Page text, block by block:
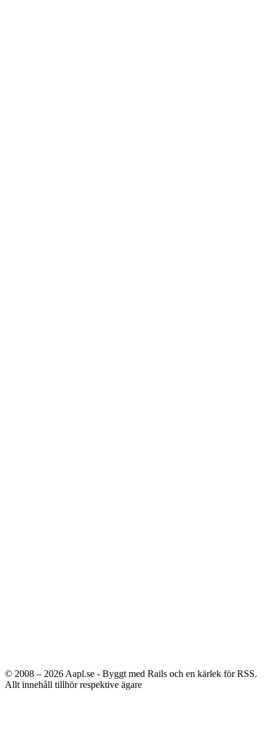
© 2008 – 2026Aapl.se - Byggt med Rails och en kärlek för RSS.
Allt innehåll tillhör respektive ägare